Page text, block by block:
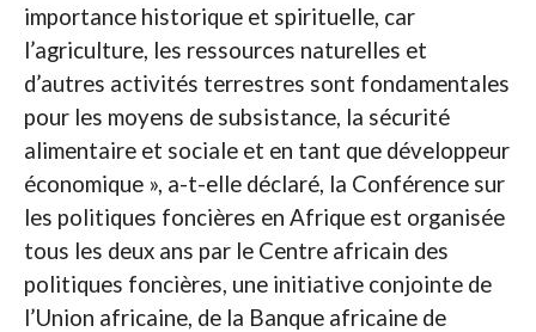
importance historique et spirituelle, car
l’agriculture, les ressources naturelles et
d’autres activités terrestres sont fondamentales
pour les moyens de subsistance, la sécurité
alimentaire et sociale et en tant que développeur
économique », a-t-elle déclaré, la Conférence sur
les politiques foncières en Afrique est organisée
tous les deux ans par le Centre africain des
politiques foncières, une initiative conjointe de
l’Union africaine, de la Banque africaine de